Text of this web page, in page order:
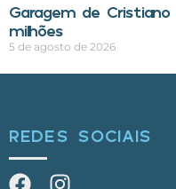
Garagem de
milhões
5 de agosto de 2026
REDES SOCIAIS